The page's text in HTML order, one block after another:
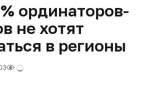
ординаторов-
не хотят
в регионы